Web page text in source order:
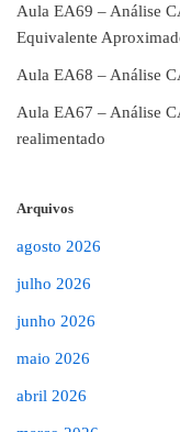
Aula EA69 – Análise
Equivalente
Aula EA68 – Análise
Aula EA67 – Análise
realimentado
Arquivos
agosto 2026
julho 2026
junho 2026
maio 2026
abril 2026